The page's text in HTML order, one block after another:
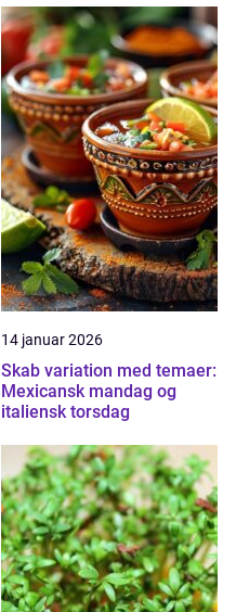
14 januar 2026
Skab variation med temaer:
Mexicansk mandag og
italiensk torsdag